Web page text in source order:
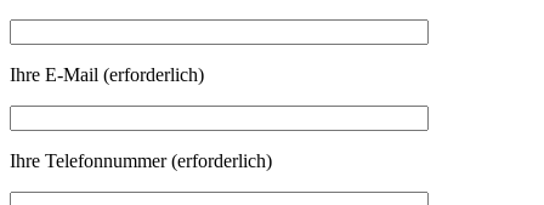
Ihre E-Mail (erforderlich)
Ihre Telefonnummer (erforderlich)